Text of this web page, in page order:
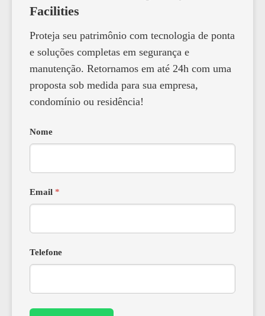
Facilities
Proteja seu patrimônio com tecnologia de ponta
e soluções completas em segurança e
manutenção. Retornamos em até 24h com uma
proposta sob medida para sua empresa,
condomínio ou residência!
Nome
Email *
Telefone